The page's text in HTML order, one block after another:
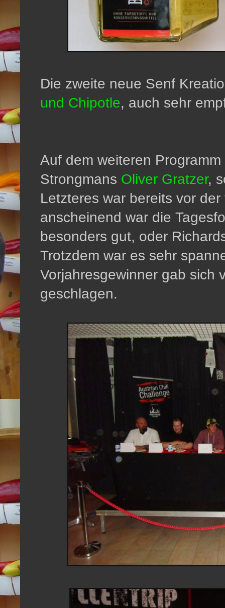
Die zweite neue Senf
und Chipotle, auch sehr
Auf dem weiteren
Strongmans Oliver Gratzer,
Letzteres war bereits vor
anscheinend war die
besonders gut, oder
Trotzdem war es sehr
Vorjahresgewinner gab sich
geschlagen.